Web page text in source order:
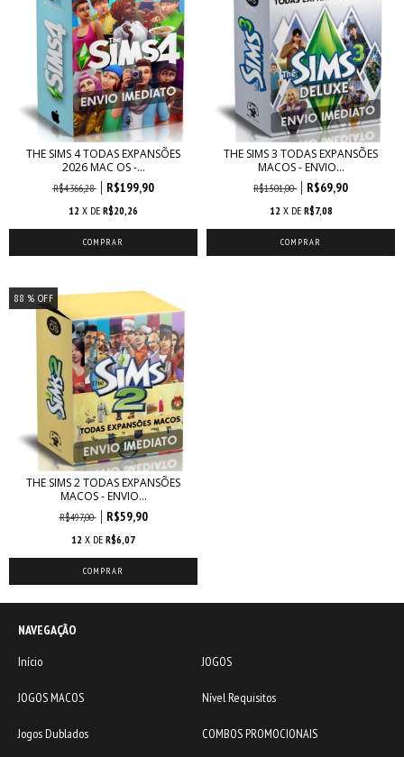
THE SIMS 4 TODAS EXPANSÕES
2026 MAC OS -...
R$4.366,28 R$199,90
12 X DE R$20,26
THE SIMS 3 TODAS EXPANSÕES
MACOS - ENVIO...
R$1.501,00 R$69,90
12 X DE R$7,08
88 % OFF
THE SIMS 2 TODAS EXPANSÕES
MACOS - ENVIO...
R$497,00 R$59,90
12 X DE R$6,07
NAVEGAÇÃO
Início
JOGOS
JOGOS MACOS Nível Requisitos
Jogos Dublados COMBOS PROMOCIONAIS